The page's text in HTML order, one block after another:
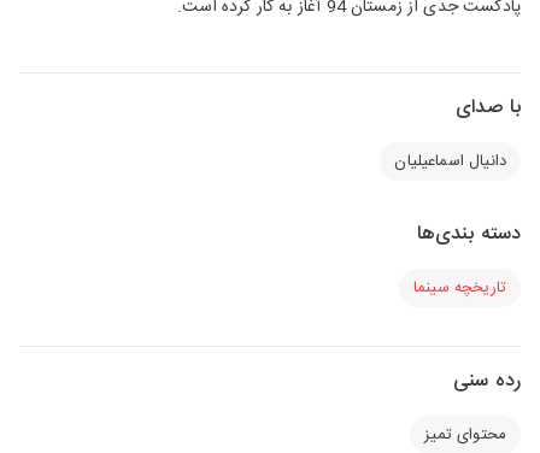
پادکست جدی از زمستان 94 آغاز به کار کرده است.
با صدای
دانیال اسماعیلیان
دسته بندی‌ها
تاریخچه سینما
رده سنی
محتوای تمیز